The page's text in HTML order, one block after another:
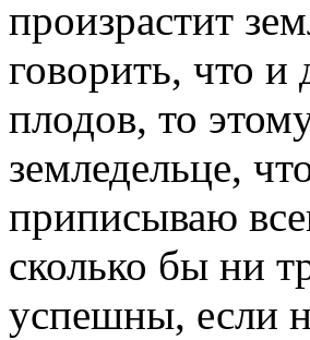
произрастит
говорить, что и
плодов, то
земледельце,
приписываю
сколько бы ни
успешны, если